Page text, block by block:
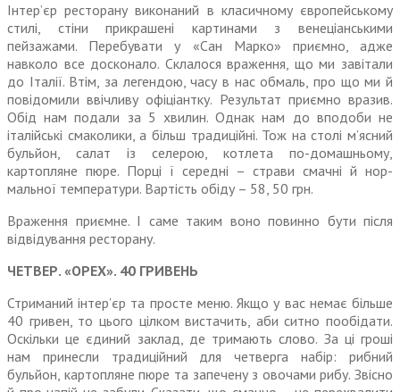
Інтер’єр ресторану виконаний в класичному європейському
стилі, стіни прикрашені картинами з венеціанськими
пейзажами. Перебувати у «Сан Марко» приємно, адже
навколо все досконало. Склалося вра­ження, що ми завітали
до Італії. Втім, за легендою, часу в нас обмаль, про що ми й
повідомили ввічливу офіціантку. Результат приємно вразив.
Обід нам подали за 5 хвилин. Однак нам до впо­доби не
італійські смаколики, а більш традиційні. Тож на столі м’ясний
бульйон, салат із селе­рою, котлета по-домашньому,
картопляне пюре. Порці ї середні – страви смачні й нор­
мальної температури. Вартість обіду – 58, 50 грн.
Враження приємне. І саме таким воно повинно бути після
відвідування ресторану.
ЧЕТВЕР. «ОРЕХ». 40 ГРИВЕНЬ
Стриманий інтер’єр та просте меню. Якщо у вас немає більше
40 гривен, то цього цілком вистачить, аби ситно пообідати.
Оскільки це єдиний заклад, де тримають слово. За ці гроші
нам принесли традиційний для четверга набір: рибний
бульйон, картопляне пюре та запечену з овочами рибу. Звісно